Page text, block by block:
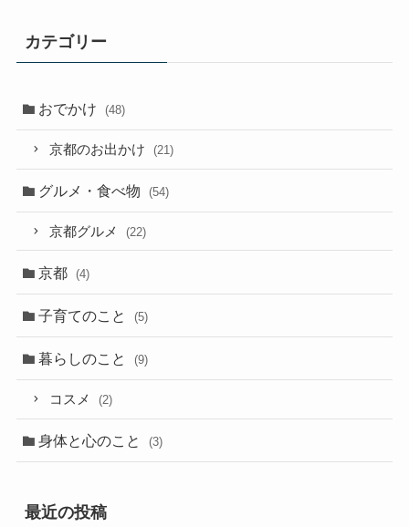
カテゴリー
おでかけ (48)
京都のお出かけ (21)
グルメ・食べ物 (54)
京都グルメ (22)
京都 (4)
子育てのこと (5)
暮らしのこと (9)
コスメ (2)
身体と心のこと (3)
最近の投稿